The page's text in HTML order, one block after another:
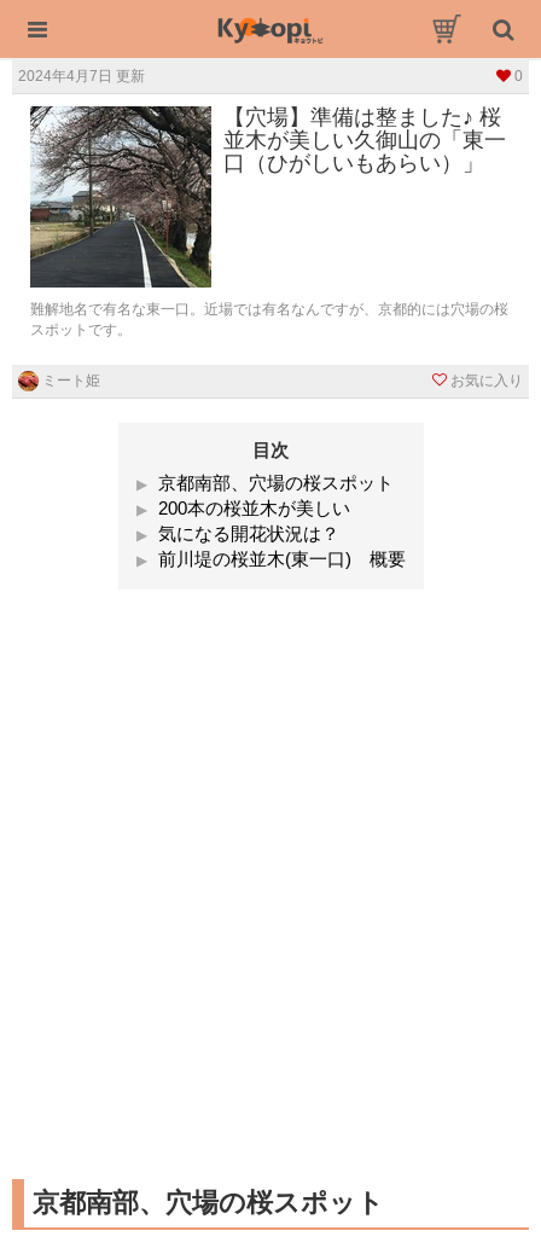
2024年4月7日 更新 0
【穴場】準備は整ました♪ 桜
並木が美しい久御山の「東一
口（ひがしいもあらい）」
難解地名で有名な東一口。近場では有名なんですが、京都的には穴場の桜
スポットです。
ミート姫 お気に入り
目次
京都南部、穴場の桜スポット
200本の桜並木が美しい
気になる開花状況は？
前川堤の桜並木(東一口) 概要
京都南部、穴場の桜スポット